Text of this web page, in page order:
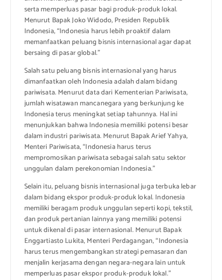
serta memperluas pasar bagi produk-produk lokal.
Menurut Bapak Joko Widodo, Presiden Republik
Indonesia, “Indonesia harus lebih proaktif dalam
memanfaatkan peluang bisnis internasional agar dapat
bersaing di pasar global.”
Salah satu peluang bisnis internasional yang harus
dimanfaatkan oleh Indonesia adalah dalam bidang
pariwisata. Menurut data dari Kementerian Pariwisata,
jumlah wisatawan mancanegara yang berkunjung ke
Indonesia terus meningkat setiap tahunnya. Hal ini
menunjukkan bahwa Indonesia memiliki potensi besar
dalam industri pariwisata. Menurut Bapak Arief Yahya,
Menteri Pariwisata, “Indonesia harus terus
mempromosikan pariwisata sebagai salah satu sektor
unggulan dalam perekonomian Indonesia.”
Selain itu, peluang bisnis internasional juga terbuka lebar
dalam bidang ekspor produk-produk lokal. Indonesia
memiliki beragam produk unggulan seperti kopi, tekstil,
dan produk pertanian lainnya yang memiliki potensi
untuk dikenal di pasar internasional. Menurut Bapak
Enggartiasto Lukita, Menteri Perdagangan, “Indonesia
harus terus mengembangkan strategi pemasaran dan
menjalin kerjasama dengan negara-negara lain untuk
memperluas pasar ekspor produk-produk lokal.”